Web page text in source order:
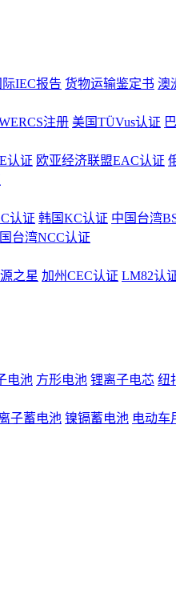
际IEC报告 货物运输鉴定书 澳
注册 美国TÜVus认证
认证 欧亚经济联盟EAC认证
认证 韩国KC认证 中国台湾
台湾NCC认证
之星 加州CEC认证 LM82认
电池 方形电池 锂离子电芯 纽
子蓄电池 镍镉蓄电池 电动车